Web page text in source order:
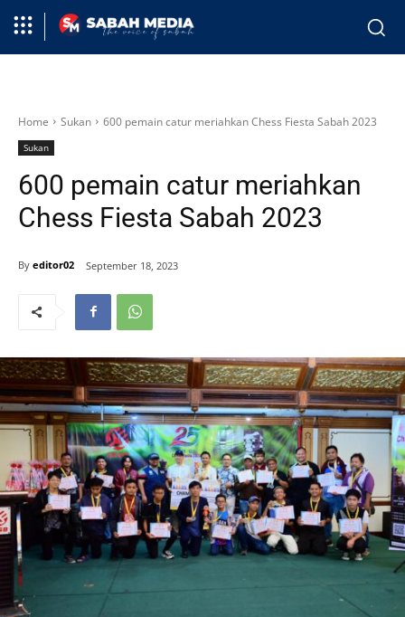
Home Sukan 600 pemain catur meriahkan Chess Fiesta Sabah 2023
Sukan
600 pemain catur meriahkan
Chess Fiesta Sabah 2023
By editor02 September 18, 2023